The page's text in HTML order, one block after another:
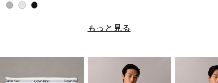
もっと見る